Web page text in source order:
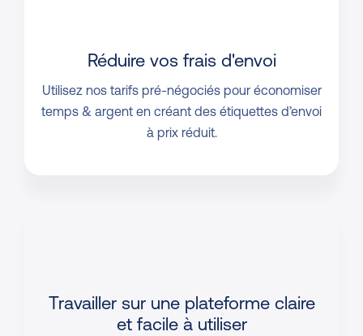
Réduire vos frais d'envoi
Utilisez nos tarifs pré-négociés pour économiser
temps & argent en créant des étiquettes d’envoi
à prix réduit.
Travailler sur une plateformeclaire
et facile à utiliser